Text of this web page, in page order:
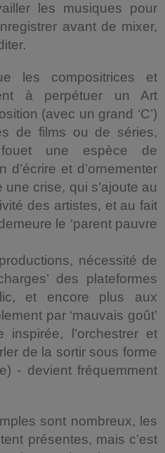
les musiques pour
avant de mixer,
les compositrices et
à perpétuer un Art
(avec un grand ‘C’)
de films ou de séries,
une espèce de
et d’ornementer
crise, qui s’ajoute au
des artistes, et au fait
le ‘parent pauvre
nécessité de
des plateformes
et encore plus aux
par ‘mauvais goût’
l’orchestrer et
de la sortir sous forme
- devient fréquemment
sont nombreux, les
présentes, mais c’est